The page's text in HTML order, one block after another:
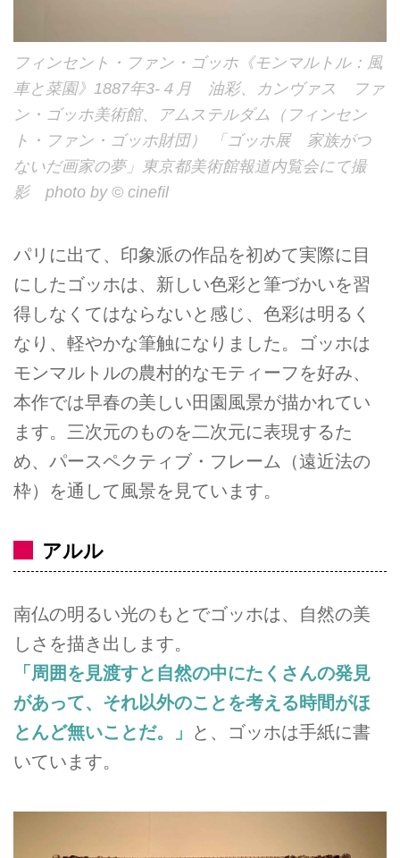
フィンセント・ファン・ゴッホ《モンマルトル：風
車と菜園》1887年3-４月 油彩、カンヴァス ファ
ン・ゴッホ美術館、アムステルダム（フィンセン
ト・ファン・ゴッホ財団） 「ゴッホ展 家族がつ
ないだ画家の夢」東京都美術館報道内覧会にて撮
影 photo by © cinefil
パリに出て、印象派の作品を初めて実際に目
にしたゴッホは、新しい色彩と筆づかいを習
得しなくてはならないと感じ、色彩は明るく
なり、軽やかな筆触になりました。ゴッホは
モンマルトルの農村的なモティーフを好み、
本作では早春の美しい田園風景が描かれてい
ます。三次元のものを二次元に表現するた
め、パースペクティブ・フレーム（遠近法の
枠）を通して風景を見ています。
アルル
南仏の明るい光のもとでゴッホは、自然の美
しさを描き出します。
「周囲を見渡すと自然の中にたくさんの発見
があって、それ以外のことを考える時間がほ
とんど無いことだ。」
と、ゴッホは手紙に書
いています。